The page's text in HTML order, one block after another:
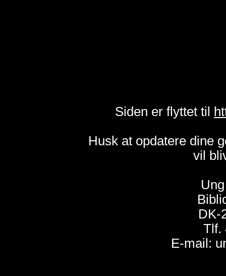
Siden er flyttet til
Husk at opdatere dine
vil
DK-
Tlf.
E-mail: